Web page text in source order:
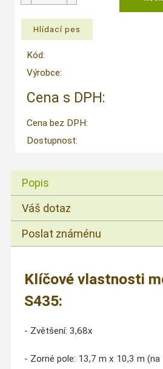
Kód:
Výrobce:
Cena s DPH:
Cena bez DPH:
Dostupnost:
Popis
Váš dotaz
Poslat známénu
Klíčové vlastnosti
S435:
- Zvětšení: 3,68x
- Zorné pole: 13,7 m x 10,3 m (na